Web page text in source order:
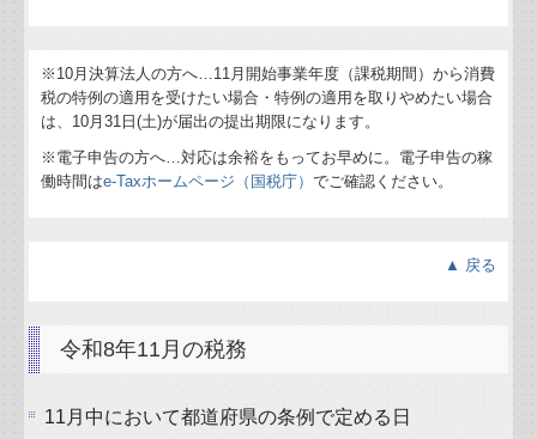
※10月決算法人の方へ…11月開始事業年度（課税期間）から消費
税の特例の適用を受けたい場合・特例の適用を取りやめたい場合
は、10月31日(土)が届出の提出期限になります。
※電子申告の方へ…対応は余裕をもってお早めに。電子申告の稼
働時間はe-Taxホームページ（国税庁）でご確認ください。
▲ 戻る
令和8年11月の税務
11月中において都道府県の条例で定める日